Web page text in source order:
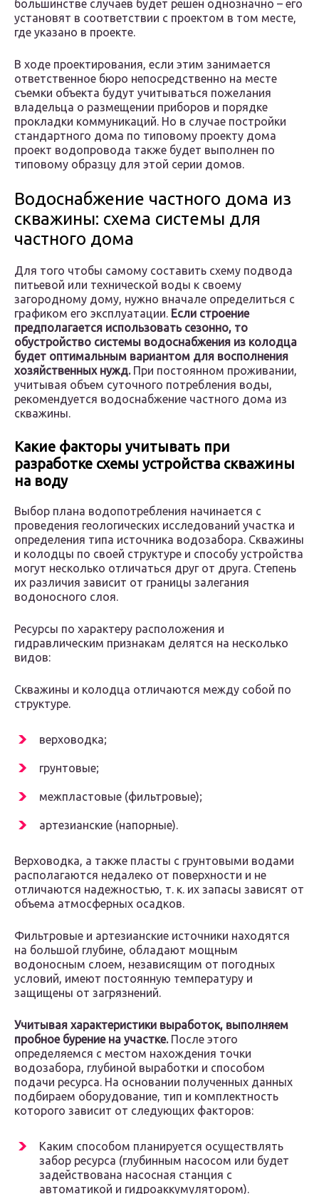
большинстве случаев будет решен однозначно – его
установят в соответствии с проектом в том месте,
где указано в проекте.
В ходе проектирования, если этим занимается
ответственное бюро непосредственно на месте
съемки объекта будут учитываться пожелания
владельца о размещении приборов и порядке
прокладки коммуникаций. Но в случае постройки
стандартного дома по типовому проекту дома
проект водопровода также будет выполнен по
типовому образцу для этой серии домов.
Водоснабжение частного дома из
скважины: схема системы для
частного дома
Для того чтобы самому составить схему подвода
питьевой или технической воды к своему
загородному дому, нужно вначале определиться с
графиком его эксплуатации. Если строение
предполагается использовать сезонно, то
обустройство системы водоснабжения из колодца
будет оптимальным вариантом для восполнения
хозяйственных нужд.При постоянном проживании,
учитывая объем суточного потребления воды,
рекомендуется водоснабжение частного дома из
скважины.
Какие факторы учитывать при
разработке схемы устройства скважины
на воду
Выбор плана водопотребления начинается с
проведения геологических исследований участка и
определения типа источника водозабора. Скважины
и колодцы по своей структуре и способу устройства
могут несколько отличаться друг от друга. Степень
их различия зависит от границы залегания
водоносного слоя.
Ресурсы по характеру расположения и
гидравлическим признакам делятся на несколько
видов:
Скважины и колодца отличаются между собой по
структуре.
верховодка;
грунтовые;
межпластовые (фильтровые);
артезианские (напорные).
Верховодка, а также пласты с грунтовыми водами
располагаются недалеко от поверхности и не
отличаются надежностью, т. к. их запасы зависят от
объема атмосферных осадков.
Фильтровые и артезианские источники находятся
на большой глубине, обладают мощным
водоносным слоем, независящим от погодных
условий, имеют постоянную температуру и
защищены от загрязнений.
Учитывая характеристики выработок, выполняем
пробное бурение на участке.После этого
определяемся с местом нахождения точки
водозабора, глубиной выработки и способом
подачи ресурса. На основании полученных данных
подбираем оборудование, тип и комплектность
которого зависит от следующих факторов:
Каким способом планируется осуществлять
забор ресурса (глубинным насосом или будет
задействована насосная станция с
автоматикой и гидроаккумулятором).